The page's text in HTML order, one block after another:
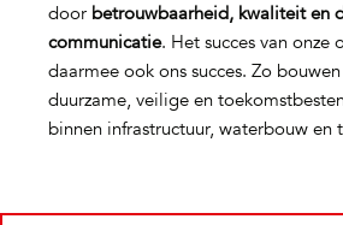
door betrouwbaarheid, kwaliteit en
communicatie. Het succes van onze
daarmee ook ons succes. Zo
duurzame, veilige en
binnen infrastructuur, waterbouw en